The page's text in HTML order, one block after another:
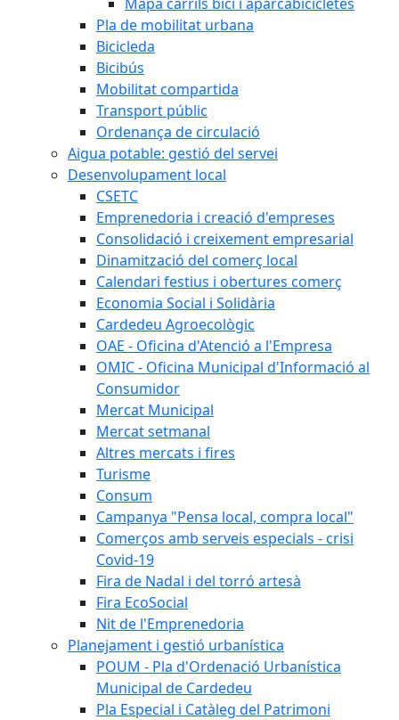
Pla de mobilitat urbana
Bicicleda
Bicibús
Mobilitat compartida
Transport públic
Ordenança de circulació
Aigua potable: gestió del servei
Desenvolupament local
CSETC
Emprenedoria i creació d'empreses
Consolidació i creixement empresarial
Dinamització del comerç local
Calendari festius i obertures comerç
Economia Social i Solidària
Cardedeu Agroecològic
OAE - Oficina d'Atenció a l'Empresa
OMIC - Oficina Municipal d'Informació al
Consumidor
Mercat Municipal
Mercat setmanal
Altres mercats i fires
Turisme
Consum
Campanya "Pensa local, compra local"
Comerços amb serveis especials - crisi
Covid-19
Fira de Nadal i del torró artesà
Fira EcoSocial
Nit de l'Emprenedoria
Planejament i gestió urbanística
POUM - Pla d'Ordenació Urbanística
Municipal de Cardedeu
Pla Especial i Catàleg del Patrimoni